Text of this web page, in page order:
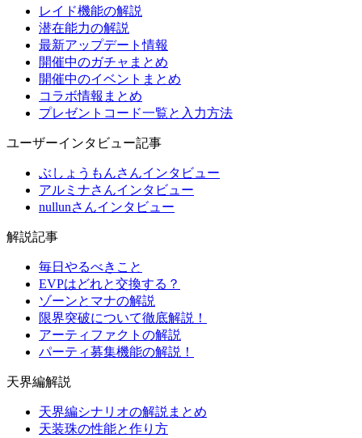
レイド機能の解説
潜在能力の解説
最新アップデート情報
開催中のガチャまとめ
開催中のイベントまとめ
コラボ情報まとめ
プレゼントコード一覧と入力方法
ユーザーインタビュー記事
ぶしょうもんさんインタビュー
アルミナさんインタビュー
nullunさんインタビュー
解説記事
毎日やるべきこと
EVPはどれと交換する？
ゾーンとマナの解説
限界突破について徹底解説！
アーティファクトの解説
パーティ募集機能の解説！
天界編解説
天界編シナリオの解説まとめ
天装珠の性能と作り方